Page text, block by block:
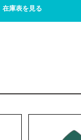
在庫表を見る